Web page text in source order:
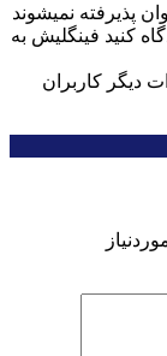
پذیرفته نمیشوند
کنید فینگلیش به
دیگر کاربران